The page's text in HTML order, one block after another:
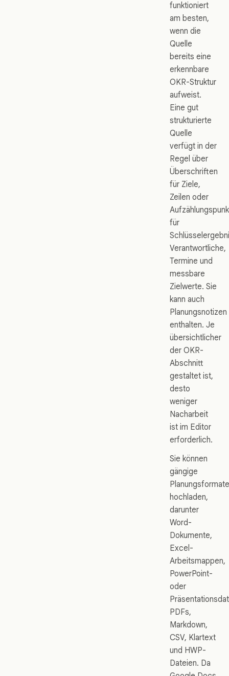
funktioniert
am besten,
wenn die
Quelle
bereits eine
erkennbare
OKR-Struktur
aufweist.
Eine gut
strukturierte
Quelle
verfügt in der
Regel über
Überschriften
für Ziele,
Zeilen oder
für
Verantwortliche,
Termine und
messbare
Zielwerte. Sie
kann auch
Planungsnotizen
enthalten. Je
übersichtlicher
der OKR-
Abschnitt
gestaltet ist,
desto
weniger
Nacharbeit
ist im Editor
erforderlich.
Sie können
gängige
Planungsformate
hochladen,
darunter
Word-
Dokumente,
Excel-
Arbeitsmappen,
PowerPoint-
oder
PDFs,
Markdown,
CSV, Klartext
und HWP-
Dateien. Da